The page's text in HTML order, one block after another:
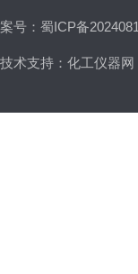
案号：蜀ICP备
技术支持： 化工仪器网